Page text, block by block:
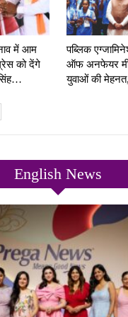
में आम
को देंगे
पब्लिक
ऑफ अनफेयर
युवाओं की
English News